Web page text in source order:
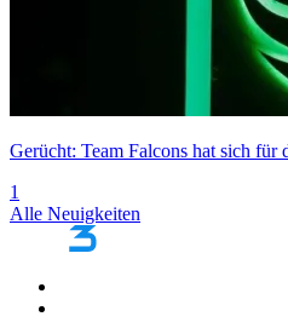
Gerücht: Team Falcons hat sich
1
Alle Neuigkeiten